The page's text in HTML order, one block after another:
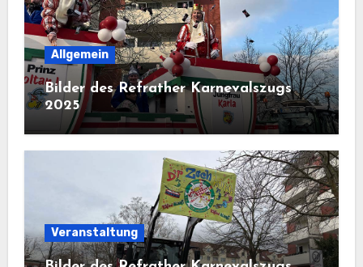
Allgemein
Bilder des Refrather Karnevalszugs
2025
Veranstaltung